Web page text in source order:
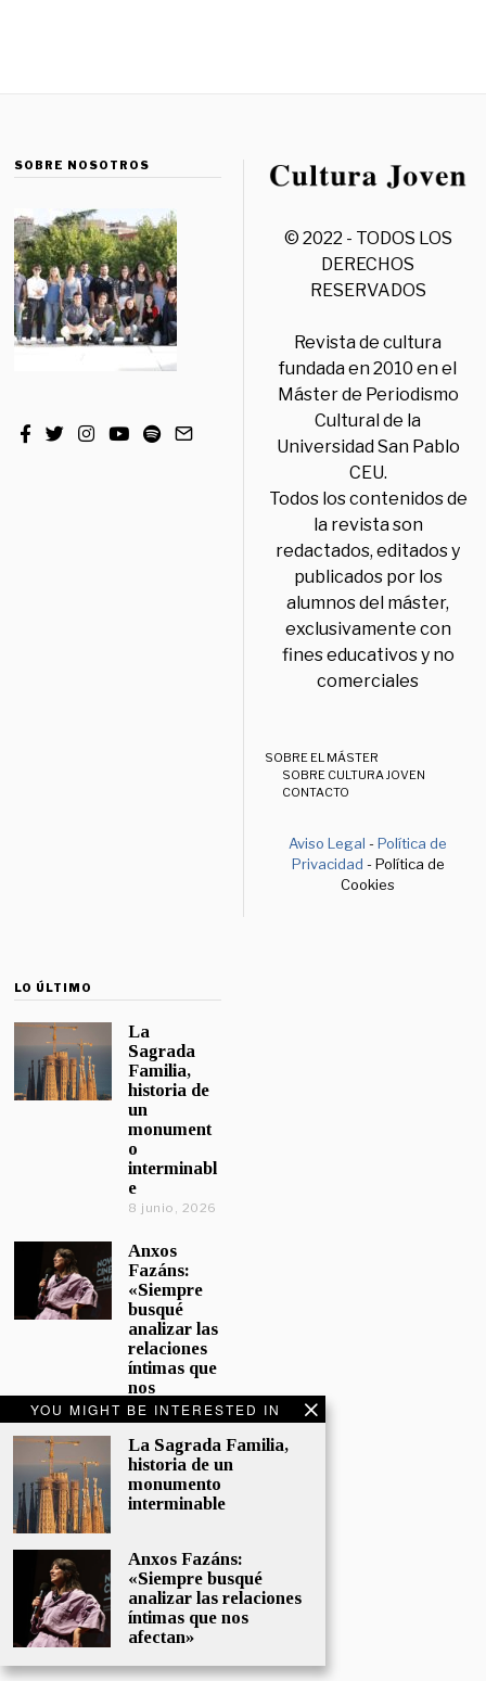
YOU MIGHT BE INTERESTED IN
La Sagrada Familia,
historia de un
monumento
interminable
Anxos Fazáns:
«Siempre busqué
analizar las relaciones
íntimas que nos
afectan»
SOBRE NOSOTROS
© 2022 - TODOS LOS
DERECHOS
RESERVADOS
Revista de cultura
fundada en 2010 en el
Máster de Periodismo
Cultural de la
Universidad San Pablo
CEU.
Todos los contenidos de
la revista son
redactados, editados y
publicados por los
alumnos del máster,
exclusivamente con
fines educativos y no
comerciales
SOBRE EL MÁSTER
SOBRE CULTURA JOVEN
CONTACTO
Aviso Legal -Política de
Privacidad - Política de
Cookies
LO ÚLTIMO
La
Sagrada
Familia,
historia de
un
monument
o
interminabl
e
8 junio, 2026
Anxos
Fazáns:
«Siempre
busqué
analizar las
relaciones
íntimas que
nos
afectan»
5 junio, 2026
El hijo de la
cómica, el
homenaje
Sacristán a
Fernán
Gómez
28 mayo,
2026